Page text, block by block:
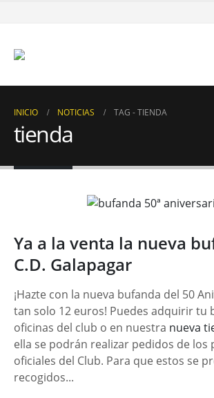
INICIO NOTICIAS TAG -TIENDA
tienda
Ya a la venta la nueva
C.D. Galapagar
¡Hazte con la nueva bufanda del 50
tan solo 12 euros! Puedes adquirir tu
oficinas del club o en nuestra nueva
ella se podrán realizar pedidos de los
oficiales del Club. Para que estos se
recogidos...